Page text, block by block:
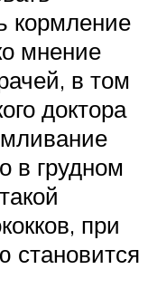
кормление
мнение
в том
доктора
в грудном
при
становится